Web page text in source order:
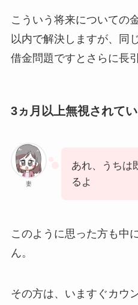
こういう将来についての
以内で解決しますが、同
借金問題ですとさらに長
3ヵ月以上無視されて
妻
あれ、うちは
るよ
このように思った方も中
ん。
その方は、いますぐカウ